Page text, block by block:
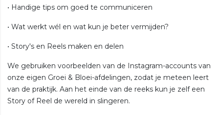
• Handige tips om goed te communiceren
• Wat werkt wél en wat kun je beter vermijden?
• Story's en Reels maken en delen
We gebruiken voorbeelden van de Instagram-accounts van
onze eigen Groei & Bloei-afdelingen, zodat je meteen leert
van de praktijk. Aan het einde van de reeks kun je zelf een
Story of Reel de wereld in slingeren.